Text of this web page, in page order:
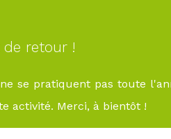
de retour !
se pratiquent pas toute
activité. Merci, à bientôt !